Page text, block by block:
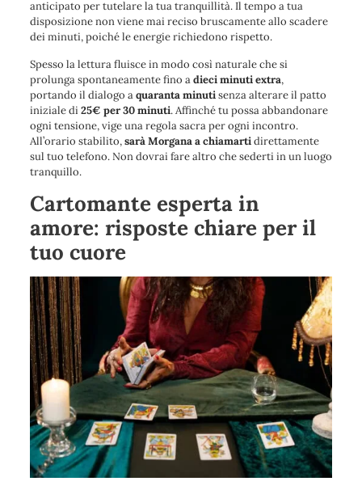
anticipato per tutelare la tua tranquillità.Il tempo a tua
disposizione non viene mai reciso bruscamente allo scadere
dei minuti, poiché le energie richiedono rispetto.
Spesso la lettura fluisce in modo così naturale che si
prolunga spontaneamente fino adieci minuti extra,
portando il dialogo aquaranta minutisenza alterare il patto
iniziale di25€ per 30 minuti. Affinché tu possa abbandonare
ogni tensione, vige una regola sacra per ogni incontro.
All’orario stabilito,sarà Morgana a chiamartidirettamente
sul tuo telefono. Non dovrai fare altro che sederti in un luogo
tranquillo.
Cartomante esperta in
amore: risposte chiare per il
tuo cuore